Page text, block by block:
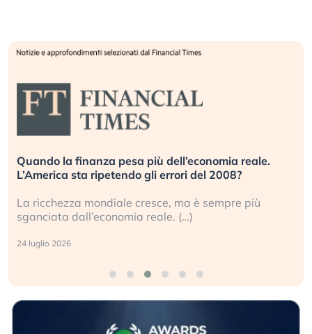
Quando la finanza pesa più dell’economia reale.
L’America sta ripetendo gli errori del 2008?
La ricchezza mondiale cresce, ma è sempre più
sganciata dall’economia reale. (…)
24 luglio 2026